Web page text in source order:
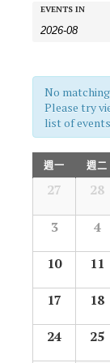
Events
and
Events
EVENTS IN
No
Please try
list of
Calendar
of
Events
Calendar
週一 週二
27 28
3 4
10 11
17 18
24 25